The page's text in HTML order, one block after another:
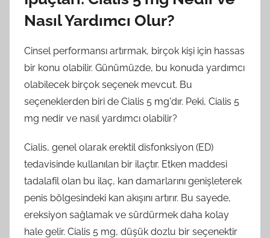
Nasıl Yardımcı Olur?
Cinsel performansı artırmak, birçok kişi için hassas
bir konu olabilir. Günümüzde, bu konuda yardımcı
olabilecek birçok seçenek mevcut. Bu
seçeneklerden biri de Cialis 5 mg'dır. Peki, Cialis 5
mg nedir ve nasıl yardımcı olabilir?
Cialis, genel olarak erektil disfonksiyon (ED)
tedavisinde kullanılan bir ilaçtır. Etken maddesi
tadalafil olan bu ilaç, kan damarlarını genişleterek
penis bölgesindeki kan akışını artırır. Bu sayede,
ereksiyon sağlamak ve sürdürmek daha kolay
hale gelir. Cialis 5 mg, düşük dozlu bir seçenektir